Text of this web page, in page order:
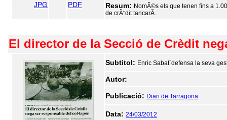
JPG PDF Resum: NomÃ©s els que tenen fins a
de crÃ¨dit tancarÃ .
El director de la Secció de Crèdit
Subtitol: Enric Sabat´defensa la seva
Autor:
Publicació: Diari de Tarragona
Data: 24/03/2012